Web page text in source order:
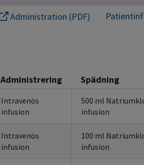
Administration (PDF)
Administrering Spädning
Intravenös
infusion
500 ml
infusion
Intravenös
infusion
100 ml
infusion